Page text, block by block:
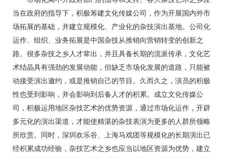
当在政府的指导下，积极筹建文化传媒公司，作为开展国内外市
场拓展的基础，并建立规模化、产业化的杂技演出基地。公司化
运作、组织、业务拓展是中国杂技从推销向营销转变的创新之
路。很多杂技之乡人才辈出，并且具备长期的流派传承，文化艺
术结晶具有强劲的发展动能，但缺乏市场化发展的道路，只能被
动接受演出邀约，或是推销自己的节目。久而久之，演员的积极
性也受到影响，并会影响到后备人才的积累。成立文化传媒公
司，积极运用地区杂技艺术的优势资源，通过市场化运作，开辟
多元化的演出渠道，才能使精湛的杂技表演为更多的人群所领略
所欣赏。同时，深圳欢乐谷、上海马戏团等规模化的长期演出已
经积累成功经验，杂技艺术之乡也应当以地区资源为优势，建立